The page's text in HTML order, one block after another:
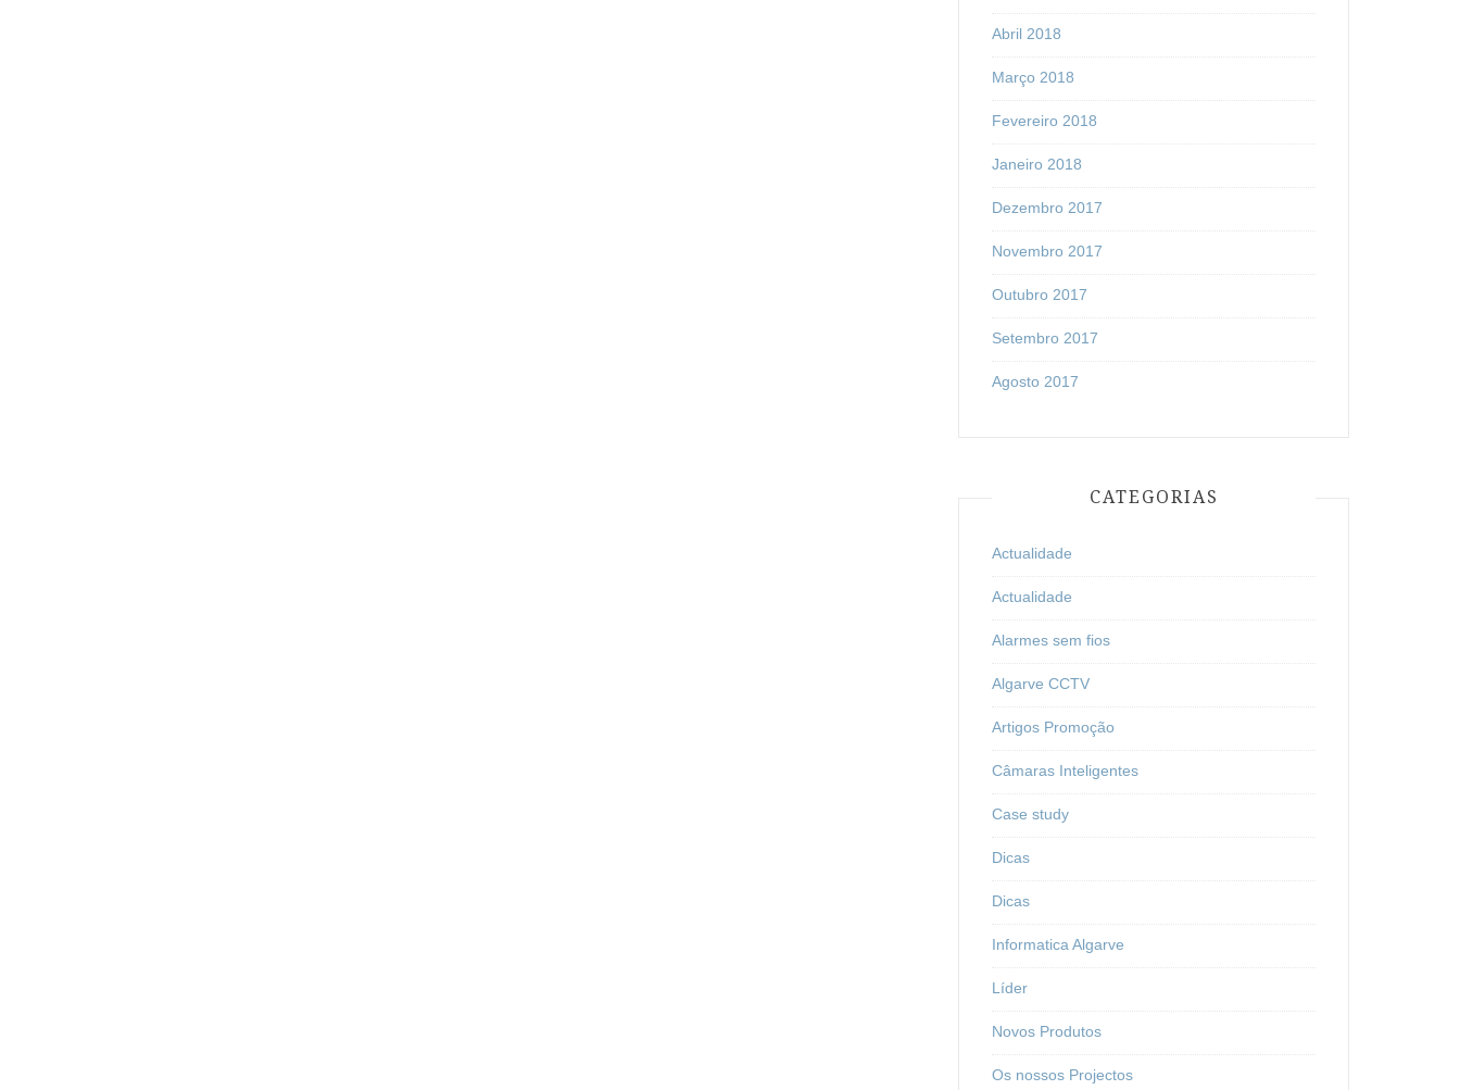
Abril 2018
Março 2018
Fevereiro 2018
Janeiro 2018
Dezembro 2017
Novembro 2017
Outubro 2017
Setembro 2017
Agosto 2017
CATEGORIAS
Actualidade
Actualidade
Alarmes sem fios
Algarve CCTV
Artigos Promoção
Câmaras Inteligentes
Case study
Dicas
Dicas
Informatica Algarve
Líder
Novos Produtos
Os nossos Projectos